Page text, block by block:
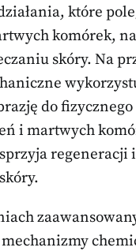
które
komórek,
skóry. Na
do
i martwych
regeneracji